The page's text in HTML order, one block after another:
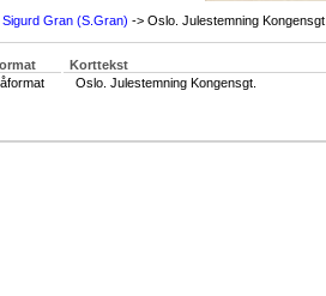
Sigurd Gran (S.Gran) -> Oslo. Julestemning Kongensgt.
Korttekst
Oslo. Julestemning Kongensgt.